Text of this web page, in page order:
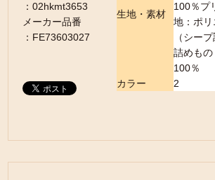
生地・素材
100％プ
地：ポ
（シー
詰めも
100％
カラー
2
：02hkmt3653
メーカー品番
：FE73603027